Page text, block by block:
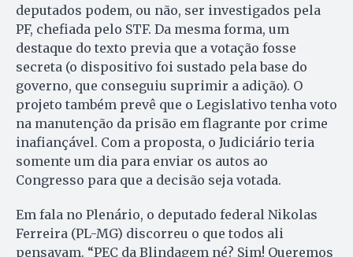
deputados podem, ou não, ser investigados pela
PF, chefiada pelo STF. Da mesma forma, um
destaque do texto previa que a votação fosse
secreta (o dispositivo foi sustado pela base do
governo, que conseguiu suprimir a adição). O
projeto também prevê que o Legislativo tenha voto
na manutenção da prisão em flagrante por crime
inafiançável. Com a proposta, o Judiciário teria
somente um dia para enviar os autos ao
Congresso para que a decisão seja votada.
Em fala no Plenário, o deputado federal Nikolas
Ferreira (PL-MG) discorreu o que todos ali
pensavam. “PEC da Blindagem né? Sim! Queremos